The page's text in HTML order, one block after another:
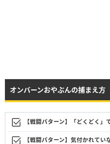
オンバーンおやぶんの捕まえ方
【戦闘パターン】「どくどく」
【戦闘パターン】気付かれて